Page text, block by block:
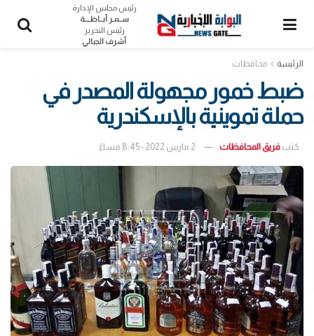
رئيس مجلس الإدارة
ســمـر أبــاظــــة
رئيس التحرير
أشرف الجبالي
الرئيسة محافظات
ضبط خمور مجهولة المصدر في
حملة تموينية بالإسكندرية
كتب فريق المحافظات 2 مارس 2022 - 8:45 مساءً